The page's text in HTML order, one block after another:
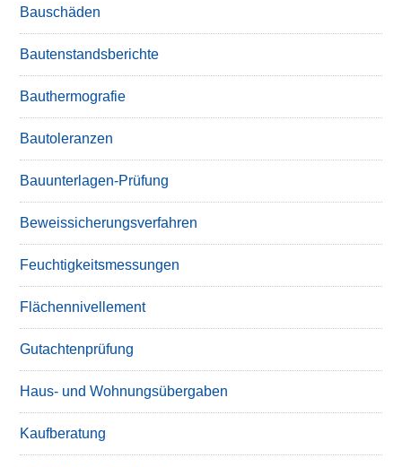
Bauschäden
Bautenstandsberichte
Bauthermografie
Bautoleranzen
Bauunterlagen-Prüfung
Beweissicherungsverfahren
Feuchtigkeitsmessungen
Flächennivellement
Gutachtenprüfung
Haus- und Wohnungsübergaben
Kaufberatung